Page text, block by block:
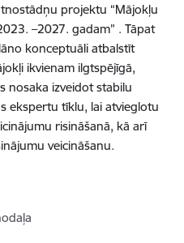
projektu “Mājokļu
–2027. gadam” . Tāpat
konceptuāli atbalstīt
ikvienam ilgtspējīgā,
nosaka izveidot stabilu
ekspertu tīklu, lai atvieglotu
risināšanā, kā arī
veicināšanu.